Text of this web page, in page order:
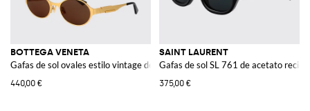
BOTTEGA VENETA
Gafas de sol ovales estilo vintage de metal
440,00 €
SAINT LAURENT
Gafas de sol SL 761 de acetato
375,00 €